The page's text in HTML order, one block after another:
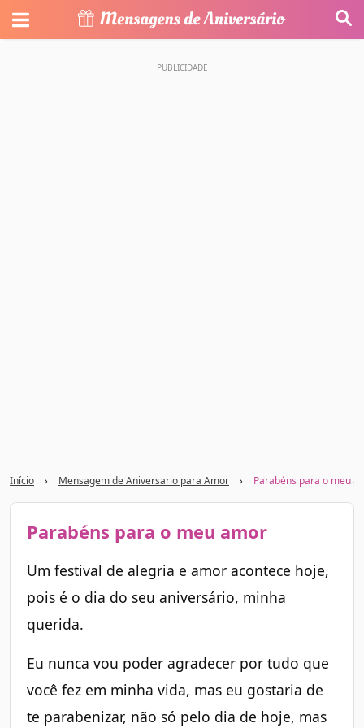
Início › Mensagem de Aniversario para Amor › Parabéns para o meu
Parabéns para o meu amor
Um festival de alegria e amor acontece hoje,
pois é o dia do seu aniversário, minha
querida.
Eu nunca vou poder agradecer por tudo que
você fez em minha vida, mas eu gostaria de
te parabenizar, não só pelo dia de hoje, mas